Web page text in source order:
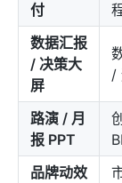
付
数据汇报
/ 决策大
屏
/
路演 / 月
报 PPT
品牌动效